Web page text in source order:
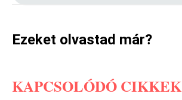
Ezeket olvastad már?
KAPCSOLÓDÓ CIKKEK